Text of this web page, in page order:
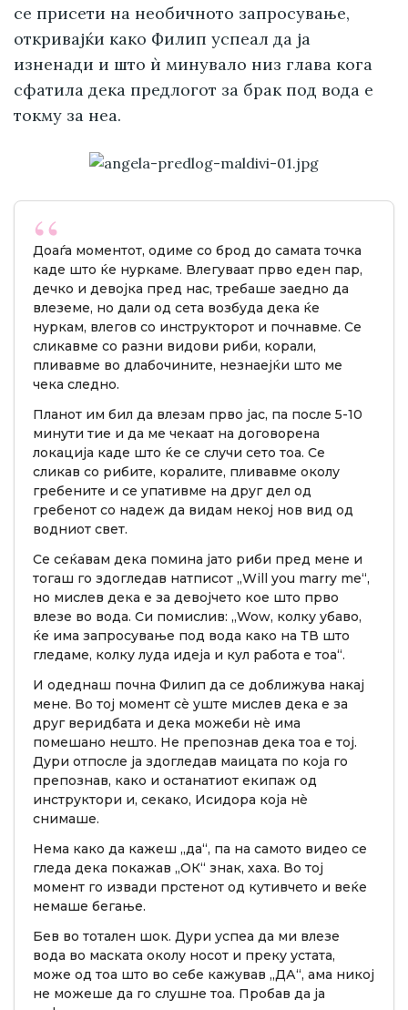
се присети на необичното запросување,
откривајќи како Филип успеал да ја
изненади и што ѝ минувало низ глава кога
сфатила дека предлогот за брак под вода е
токму за неа.
Доаѓа моментот, одиме со брод до самата точка
каде што ќе нуркаме. Влегуваат прво еден пар,
дечко и девојка пред нас, требаше заедно да
влеземе, но дали од сета возбуда дека ќе
нуркам, влегов со инструкторот и почнавме. Се
сликавме со разни видови риби, корали,
пливавме во длабочините, незнаејќи што ме
чека следно.
Планот им бил да влезам прво јас, па после 5-10
минути тие и да ме чекаат на договорена
локација каде што ќе се случи сето тоа. Се
сликав со рибите, коралите, пливавме околу
гребените и се упативме на друг дел од
гребенот со надеж да видам некој нов вид од
водниот свет.
Се сеќавам дека помина јато риби пред мене и
тогаш го здогледав натписот „Will you marry me“,
но мислев дека е за девојчето кое што прво
влезе во вода. Си помислив: „Wow, колку убаво,
ќе има запросување под вода како на ТВ што
гледаме, колку луда идеја и кул работа е тоа“.
И одеднаш почна Филип да се доближува накај
мене. Во тој момент сè уште мислев дека е за
друг веридбата и дека можеби нè има
помешано нешто. Не препознав дека тоа е тој.
Дури отпосле ја здогледав маицата по која го
препознав, како и останатиот екипаж од
инструктори и, секако, Исидора која нè
снимаше.
Нема како да кажеш „да“, па на самото видео се
гледа дека покажав „ОК“ знак, хаха. Во тој
момент го извади прстенот од кутивчето и веќе
немаше бегање.
Бев во тотален шок. Дури успеа да ми влезе
вода во маската околу носот и преку устата,
може од тоа што во себе кажував „ДА“, ама никој
не можеше да го слушне тоа. Пробав да ја